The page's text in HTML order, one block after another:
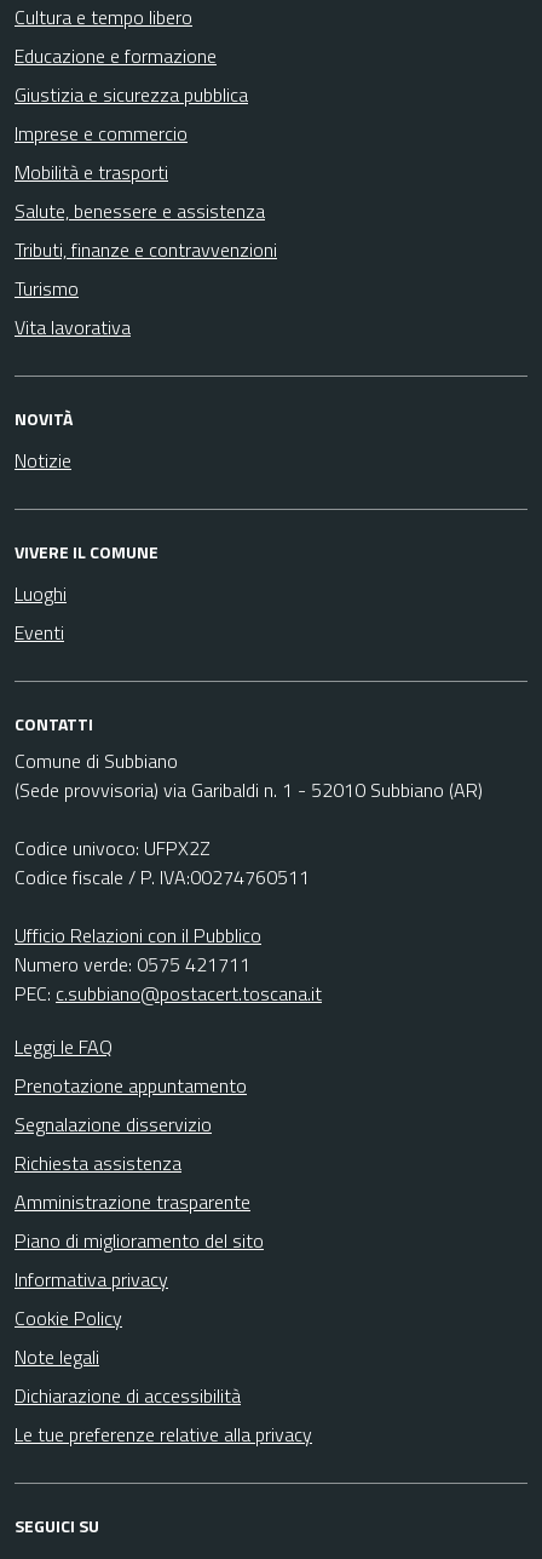
Cultura e tempo libero
Educazione e formazione
Giustizia e sicurezza pubblica
Imprese e commercio
Mobilità e trasporti
Salute, benessere e assistenza
Tributi, finanze e contravvenzioni
Turismo
Vita lavorativa
NOVITÀ
Notizie
VIVERE IL COMUNE
Luoghi
Eventi
CONTATTI
Comune di Subbiano
(Sede provvisoria) via Garibaldi n. 1 - 52010 Subbiano (AR)
Codice univoco: UFPX2Z
Codice fiscale / P. IVA:00274760511
Ufficio Relazioni con il Pubblico
Numero verde: 0575 421711
PEC: c.subbiano@postacert.toscana.it
Leggi le FAQ
Prenotazione appuntamento
Segnalazione disservizio
Richiesta assistenza
Amministrazione trasparente
Piano di miglioramento del sito
Informativa privacy
Cookie Policy
Note legali
Dichiarazione di accessibilità
Le tue preferenze relative alla privacy
SEGUICI SU